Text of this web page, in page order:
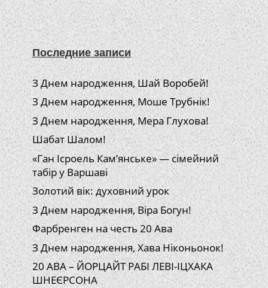
Последние записи
З Днем народження, Шай Воробей!
З Днем народження, Моше Трубнік!
З Днем народження, Мера Глухова!
Шабат Шалом!
«Ган Ісроель Кам’янське» — сімейний
табір у Варшаві
Золотий вік: духовний урок
З Днем народження, Віра Богун!
Фарбренген на честь 20 Ава
З Днем народження, Хава Ніконьонок!
20 АВА – ЙОРЦАЙТ РАБІ ЛЕВІ-ІЦХАКА
ШНЕЄРСОНА